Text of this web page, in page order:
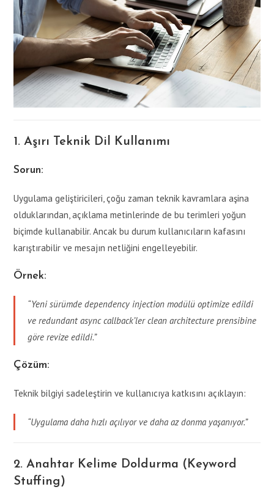
1. Aşırı Teknik Dil Kullanımı
Sorun:
Uygulama geliştiricileri, çoğu zaman teknik kavramlara aşina
olduklarından, açıklama metinlerinde de bu terimleri yoğun
biçimde kullanabilir. Ancak bu durum kullanıcıların kafasını
karıştırabilir ve mesajın netliğini engelleyebilir.
Örnek:
“Yeni sürümde dependency injection modülü optimize edildi
ve redundant async callback’ler clean architecture prensibine
göre revize edildi.”
Çözüm:
Teknik bilgiyi sadeleştirin ve kullanıcıya katkısını açıklayın:
“Uygulama daha hızlı açılıyor ve daha az donma yaşanıyor.”
2. Anahtar Kelime Doldurma (Keyword
Stuffing)